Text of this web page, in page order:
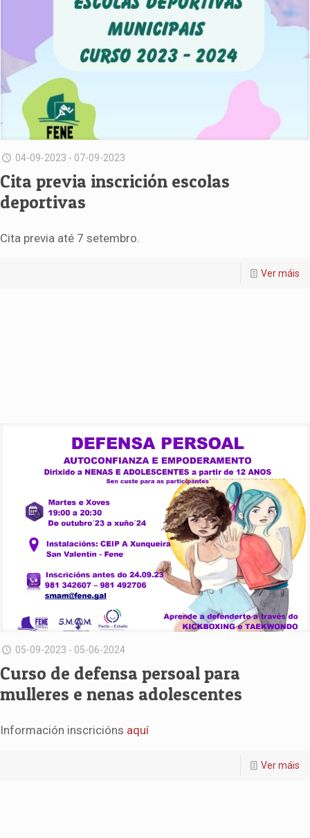
04-09-2023 - 07-09-2023
Cita previa inscrición escolas
deportivas
Cita previa até 7 setembro.
Ver máis
05-09-2023 - 05-06-2024
Curso de defensa persoal para
mulleres e nenas adolescentes
Información inscricións aquí
Ver máis